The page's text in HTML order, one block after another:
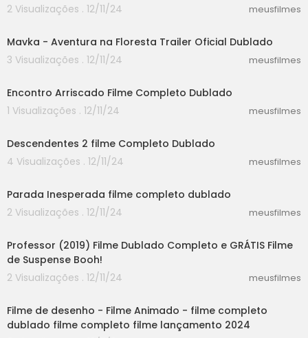
2 Visualizações . 12/11/24
meusfilmes
Mavka - Aventura na Floresta Trailer Oficial Dublado
3 Visualizações . 12/11/24
meusfilmes
Encontro Arriscado Filme Completo Dublado
1 Visualizações . 12/11/24
meusfilmes
Descendentes 2 filme Completo Dublado
4 Visualizações . 12/11/24
meusfilmes
Parada Inesperada filme completo dublado
2 Visualizações . 12/11/24
meusfilmes
Professor (2019) Filme Dublado Completo e GRÁTIS Filme
de Suspense Booh!
2 Visualizações . 12/11/24
meusfilmes
Filme de desenho - Filme Animado - filme completo
dublado filme completo filme lançamento 2024